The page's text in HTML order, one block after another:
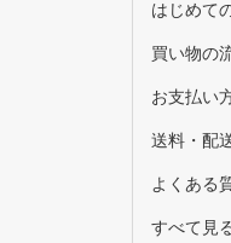
はじめて
買い物の
お支払い
送料・配
よくある
すべて見